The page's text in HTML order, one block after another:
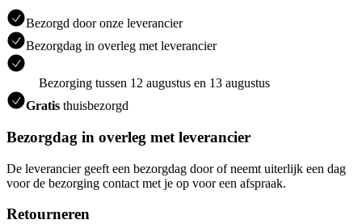
Bezorgd door onze leverancier
Bezorgdag in overleg met leverancier
Bezorging tussen 12 augustus en 13 augustus
Gratis thuisbezorgd
Bezorgdag in overleg met leverancier
De leverancier geeft een bezorgdag door of neemt uiterlijk een dag
voor de bezorging contact met je op voor een afspraak.
Retourneren